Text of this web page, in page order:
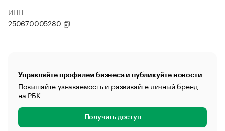
ИНН
250670005280
Управляйте профилем бизнеса и публикуйте новости
Повышайте узнаваемость и развивайте личный бренд
на РБК
Получить доступ